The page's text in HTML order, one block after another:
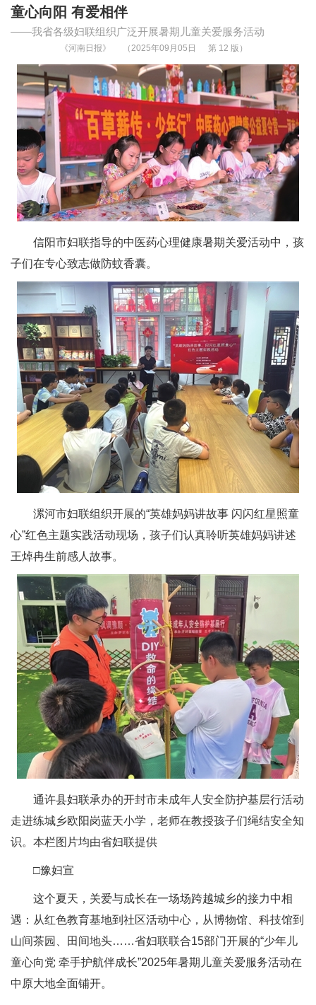
童心向阳 有爱相伴
——我省各级妇联组织广泛开展暑期儿童关爱服务活动
《河南日报》 （2025年09月05日 第 12 版）
信阳市妇联指导的中医药心理健康暑期关爱活动中，孩
子们在专心致志做防蚊香囊。
漯河市妇联组织开展的“英雄妈妈讲故事 闪闪红星照童
心”红色主题实践活动现场，孩子们认真聆听英雄妈妈讲述
王焯冉生前感人故事。
通许县妇联承办的开封市未成年人安全防护基层行活动
走进练城乡欧阳岗蓝天小学，老师在教授孩子们绳结安全知
识。本栏图片均由省妇联提供
□豫妇宣
这个夏天，关爱与成长在一场场跨越城乡的接力中相
遇：从红色教育基地到社区活动中心，从博物馆、科技馆到
山间茶园、田间地头……省妇联联合15部门开展的“少年儿
童心向党 牵手护航伴成长”2025年暑期儿童关爱服务活动在
中原大地全面铺开。